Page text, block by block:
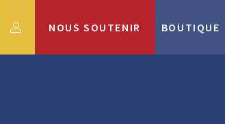
NOUS SOUTENIR BOUTIQUE